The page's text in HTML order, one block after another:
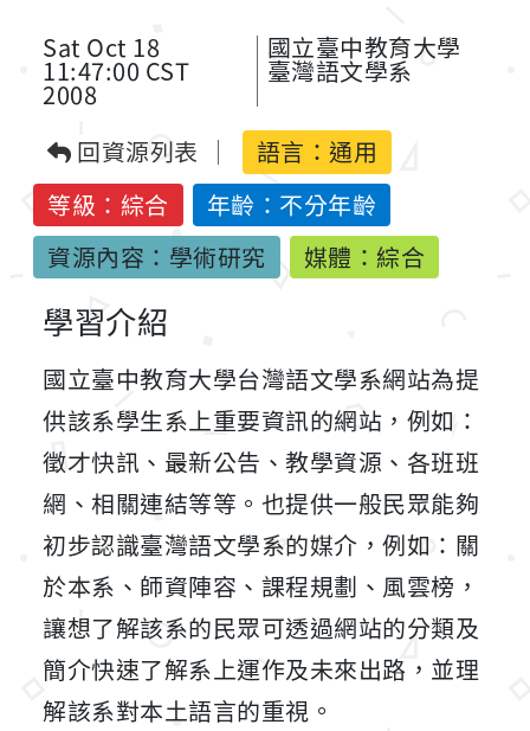
Sat Oct 18
11:47:00 CST
2008
國立臺中教育大學
臺灣語文學系
回資源列表 語言： 通用
等級：綜合
年齡：不分年齡
資源內容：學術研究
媒體：綜合
學習介紹
國立臺中教育大學台灣語文學系網站為提
供該系學生系上重要資訊的網站，例如：
徵才快訊、最新公告、教學資源、各班班
網、相關連結等等。也提供一般民眾能夠
初步認識臺灣語文學系的媒介，例如：關
於本系、師資陣容、課程規劃、風雲榜，
讓想了解該系的民眾可透過網站的分類及
簡介快速了解系上運作及未來出路，並理
解該系對本土語言的重視。